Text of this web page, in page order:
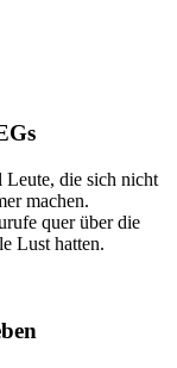
Leute, die sich nicht
machen.
quer über die
Lust hatten.